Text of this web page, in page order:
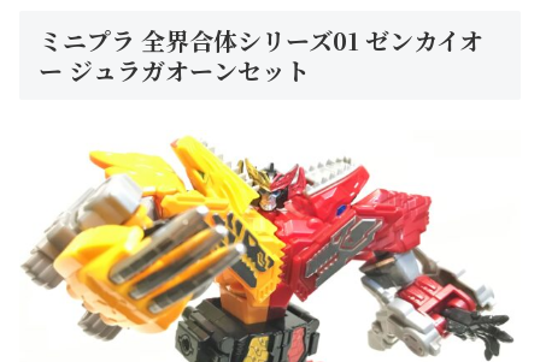
ミニプラ 全界合体シリーズ01 ゼンカイオ
ー ジュラガオーンセット